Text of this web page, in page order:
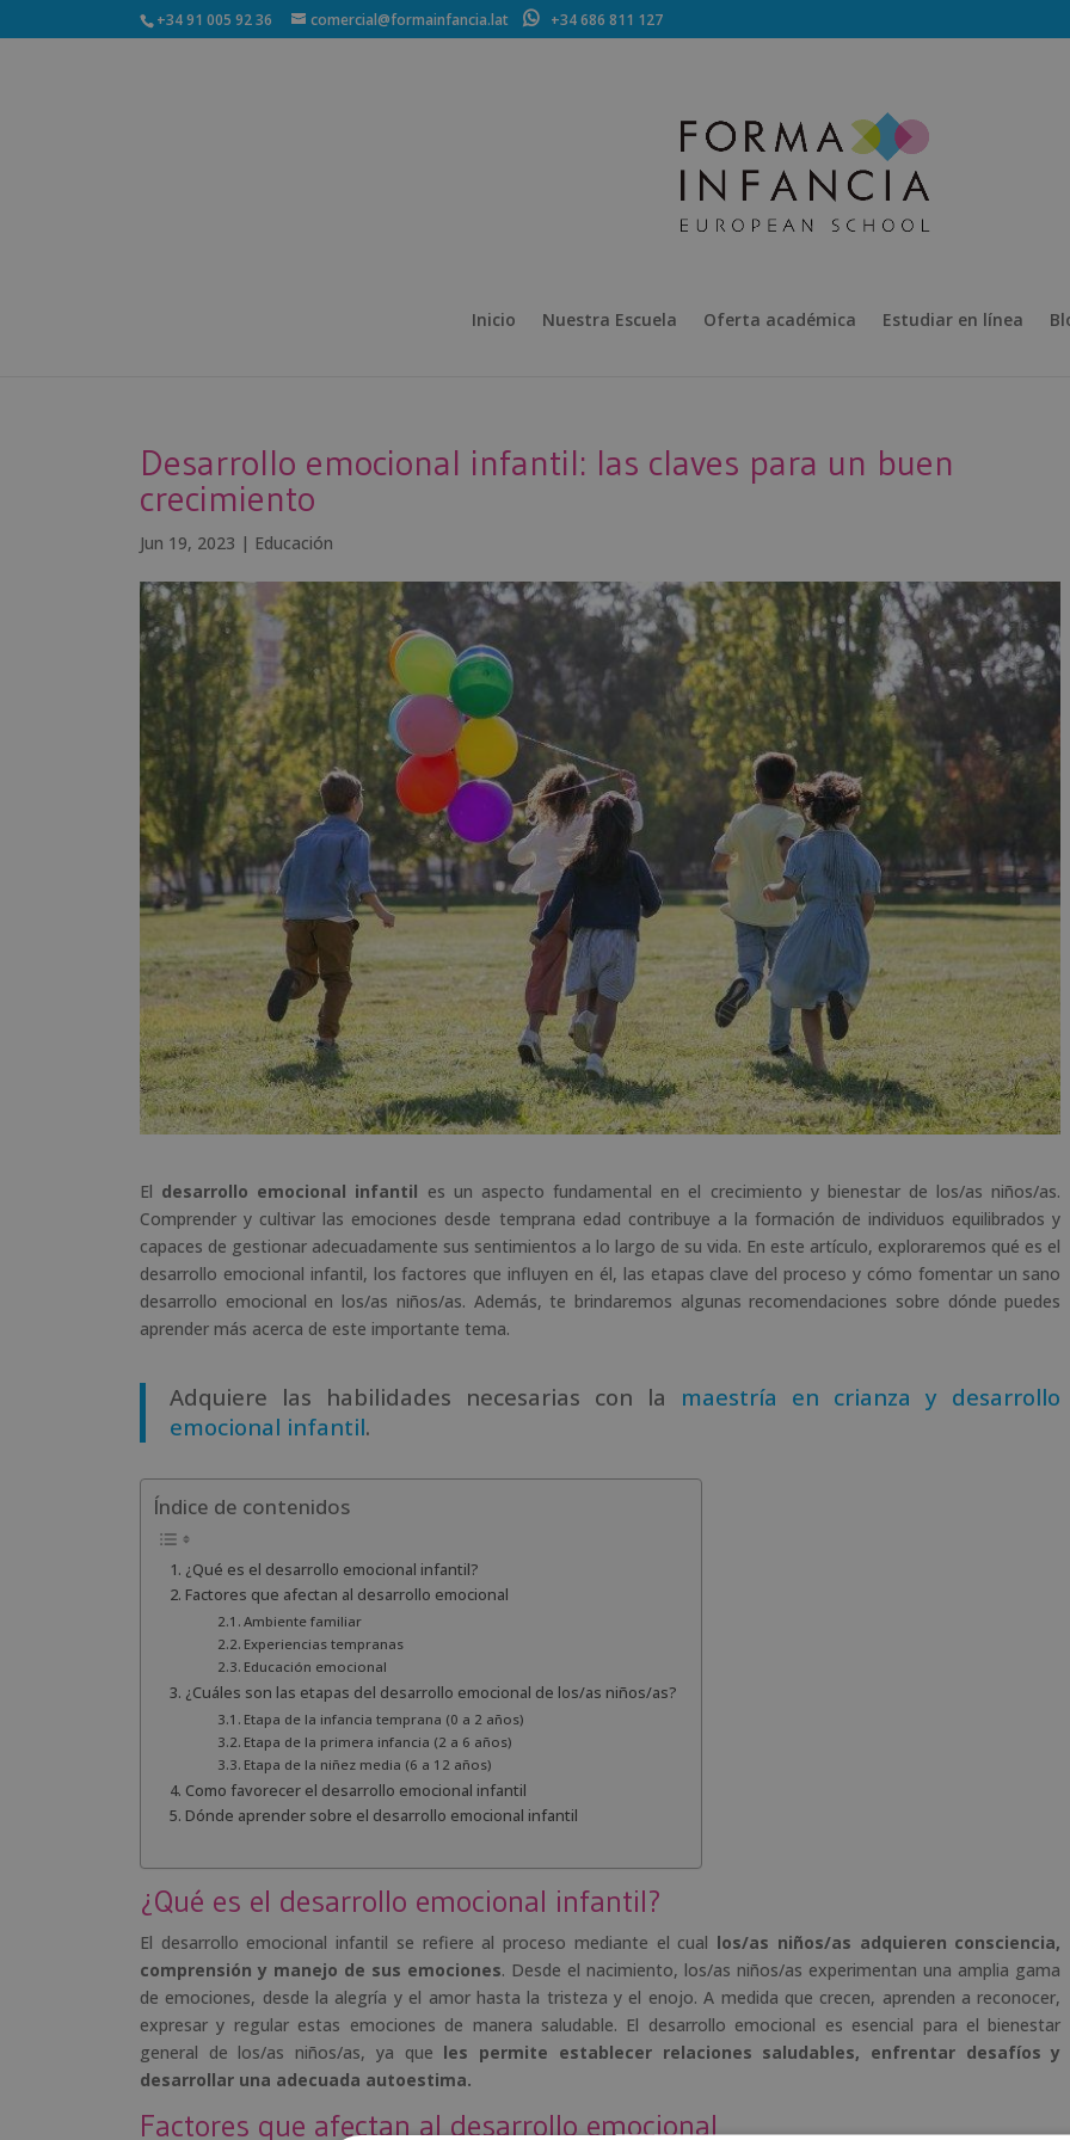
+34 91 005 92 36 comercial@formainfancia.lat +34 686 811 127
Inicio Nuestra Escuela Oferta académica Estudiar en línea
Desarrollo emocional infantil: las claves para un buen
crecimiento
Jun 19, 2023 | Educación
El desarrollo emocional infantil es un aspecto fundamental en el crecimiento y bienestar de los/as niños/as.
Comprender y cultivar las emociones desde temprana edad contribuye a la formación de individuos equilibrados y
capaces de gestionar adecuadamente sus sentimientos a lo largo de su vida. En este artículo, exploraremos qué es el
desarrollo emocional infantil, los factores que influyen en él, las etapas clave del proceso y cómo fomentar un sano
desarrollo emocional en los/as niños/as. Además, te brindaremos algunas recomendaciones sobre dónde puedes
aprender más acerca de este importante tema.
Adquiere las habilidades necesarias con la maestría en crianza y desarrollo
emocional infantil.
Índice de contenidos
¿Qué es el desarrollo emocional infantil?
Factores que afectan al desarrollo emocional
Ambiente familiar
Experiencias tempranas
Educación emocional
¿Cuáles son las etapas del desarrollo emocional de los/as niños/as?
Etapa de la infancia temprana (0 a 2 años)
Etapa de la primera infancia (2 a 6 años)
Etapa de la niñez media (6 a 12 años)
Como favorecer el desarrollo emocional infantil
Dónde aprender sobre el desarrollo emocional infantil
¿Qué es el desarrollo emocional infantil?
El desarrollo emocional infantil se refiere al proceso mediante el cual los/as niños/as adquieren consciencia,
comprensión y manejo de sus emociones. Desde el nacimiento, los/as niños/as experimentan una amplia gama
de emociones, desde la alegría y el amor hasta la tristeza y el enojo. A medida que crecen, aprenden a reconocer,
expresar y regular estas emociones de manera saludable. El desarrollo emocional es esencial para el bienestar
general de los/as niños/as, ya que les permite establecer relaciones saludables, enfrentar desafíos y
desarrollar una adecuada autoestima.
Factores que afectan al desarrollo emocional